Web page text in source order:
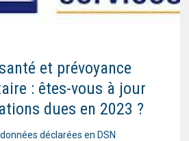
et prévoyance
: êtes-vous à jour
dues en 2023 ?
déclarées en DSN